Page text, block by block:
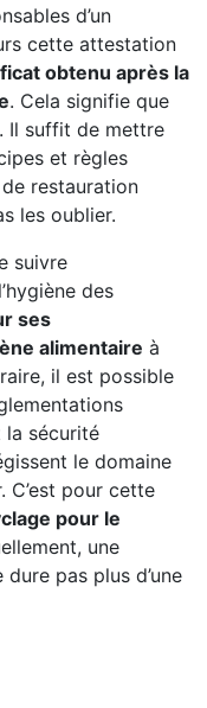
d’un
cette attestation
obtenu après la
. Cela signifie que
. Il suffit de mettre
et règles
restauration
les oublier.
suivre
des
ses
alimentaire à
il est possible
la sécurité
le domaine
C’est pour cette
pour le
une
pas plus d’une